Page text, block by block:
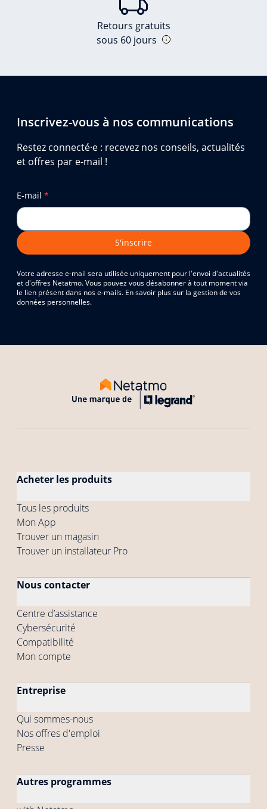
Retours gratuits
sous 60 jours
Inscrivez-vous à nos communications
Restez connecté·e : recevez nos conseils, actualités
et offres par e-mail !
E-mail *
S'inscrire
Votre adresse e-mail sera utilisée uniquement pour l'envoi d'actualités
et d'offres Netatmo. Vous pouvez vous désabonner à tout moment via
le lien présent dans nos e-mails. En savoir plus sur la gestion de vos
données personnelles.
Acheter les produits
Tous les produits
Mon App
Trouver un magasin
Trouver un installateur Pro
Nous contacter
Centre d’assistance
Cybersécurité
Compatibilité
Mon compte
Entreprise
Qui sommes-nous
Nos offres d'emploi
Presse
Autres programmes